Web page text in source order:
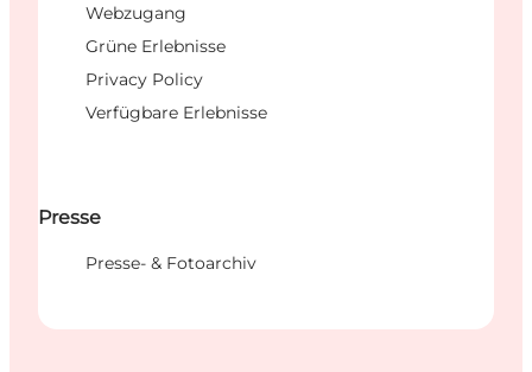
Webzugang
Grüne Erlebnisse
Privacy Policy
Verfügbare Erlebnisse
Presse
Presse- & Fotoarchiv